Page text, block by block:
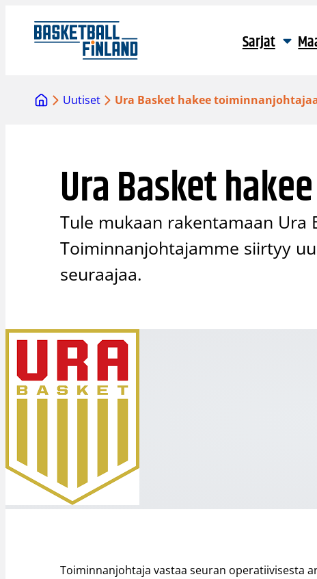
sisältöön
Sarjat
Uutiset Ura Basket hakee
Ura Basket
Tule mukaan rakentamaan Ura
Toiminnanjohtajamme siirtyy
seuraajaa.
Toiminnanjohtaja vastaa seuran operatiivisesta